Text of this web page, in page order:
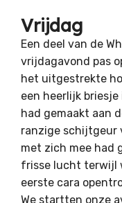
Vrijdag
Een deel van de
vrijdagavond pas
het uitgestrekte
een heerlijk
had gemaakt aan
ranzige schijtgeur
met zich mee had
frisse lucht terwijl
eerste cara
We startten onze